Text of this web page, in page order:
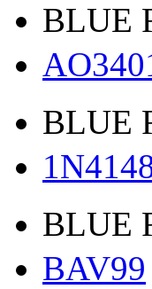
BLUE
BLUE
BLUE
BAV99